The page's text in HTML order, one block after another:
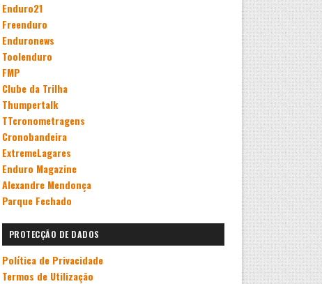
Enduro21
Freenduro
Enduronews
Toolenduro
FMP
Clube da Trilha
Thumpertalk
TTcronometragens
Cronobandeira
ExtremeLagares
Enduro Magazine
Alexandre Mendonça
Parque Fechado
PROTECÇÃO DE DADOS
Política de Privacidade
Termos de Utilização